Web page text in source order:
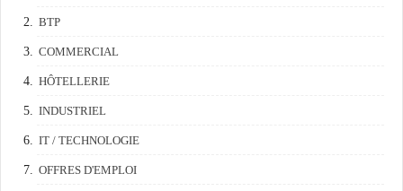
BTP
COMMERCIAL
HÔTELLERIE
INDUSTRIEL
IT / TECHNOLOGIE
OFFRES D'EMPLOI